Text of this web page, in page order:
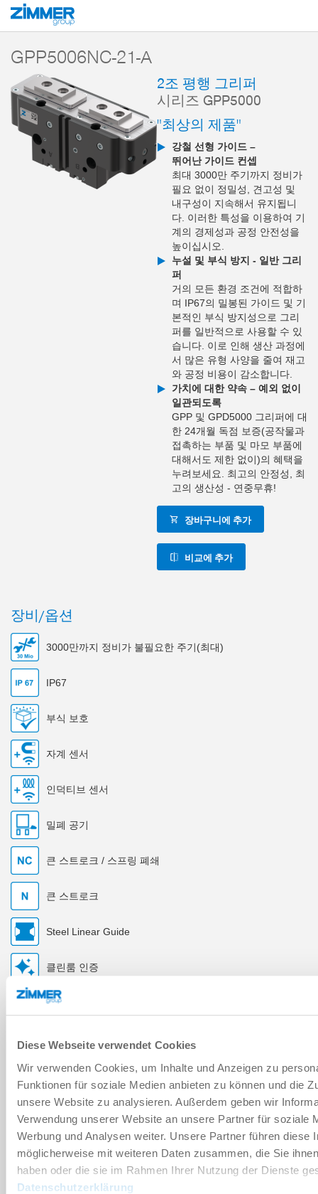
Diese Webseite verwendet Cookies
Wir verwenden Cookies, um Inhalte und Anzeigen zu
Funktionen für soziale Medien anbieten zu können und die
unsere Website zu analysieren. Außerdem geben wir
Verwendung unserer Website an unsere Partner für soziale
Werbung und Analysen weiter. Unsere Partner führen diese
möglicherweise mit weiteren Daten zusammen, die Sie
haben oder die sie im Rahmen Ihrer Nutzung der Dienste
Datenschutzerklärung
시작 제품
GPP5006NC-21-A
2조 평행 그리퍼
시리즈 GPP5000
"최상의 제품"
강철 선형 가이드 –
뛰어난 가이드 컨셉
최대 3000만 주기까지 정비가
필요 없이 정밀성, 견고성 및
내구성이 지속해서 유지됩니
다. 이러한 특성을 이용하여 기
계의 경제성과 공정 안전성을
높이십시오.
누설 및 부식 방지 - 일반 그리
퍼
거의 모든 환경 조건에 적합하
며 IP67의 밀봉된 가이드 및 기
본적인 부식 방지성으로 그리
퍼를 일반적으로 사용할 수 있
습니다. 이로 인해 생산 과정에
서 많은 유형 사양을 줄여 재고
와 공정 비용이 감소합니다.
가치에 대한 약속 – 예외 없이
일관되도록
GPP 및 GPD5000 그리퍼에 대
한 24개월 독점 보증(공작물과
접촉하는 부품 및 마모 부품에
대해서도 제한 없이)의 혜택을
누려보세요. 최고의 안정성, 최
고의 생산성 - 연중무휴!
장바구니에 추가
비교에 추가
장비/옵션
3000만까지 정비가 불필요한 주기(최대)
IP67
부식 보호
자계 센서
인덕티브 센서
밀폐 공기
큰 스트로크 / 스프링 폐쇄
큰 스트로크
Steel Linear Guide
클린룸 인증
부속품
개별화